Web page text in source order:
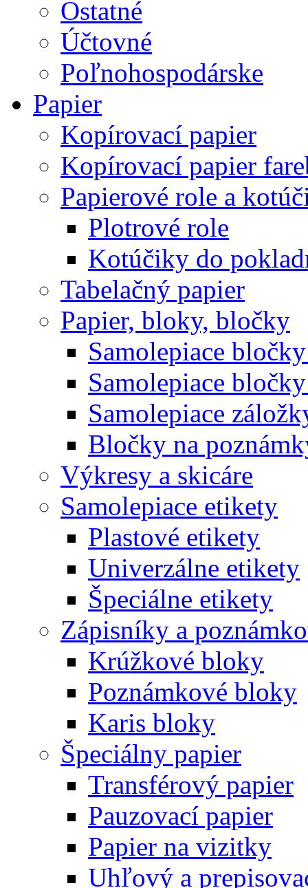
Ostatné
Účtovné
Poľnohospodárske
Papier
Kopírovací papier
Kopírovací papier
Papierové role a
Plotrové role
Kotúčiky do
Tabelačný papier
Papier, bloky, bločky
Samolepiace
Samolepiace
Samolepiace
Bločky na
Výkresy a skicáre
Samolepiace etikety
Plastové etikety
Univerzálne etikety
Špeciálne etikety
Zápisníky a
Krúžkové bloky
Poznámkové bloky
Karis bloky
Špeciálny papier
Transférový papier
Pauzovací papier
Papier na vizitky
Uhľový a